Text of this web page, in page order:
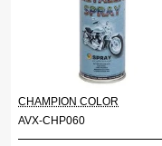
CHAMPION COLOR
AVX-CHP060